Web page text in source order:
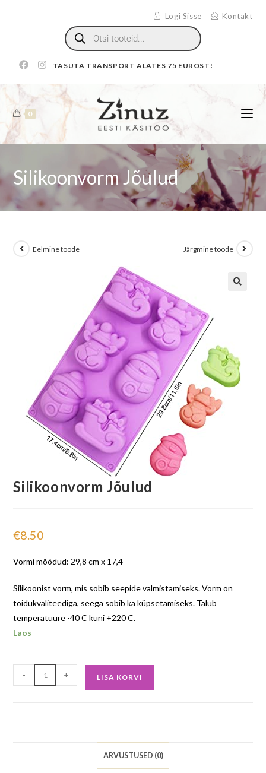
Logi Sisse Kontakt
TASUTA TRANSPORT ALATES 75 EUROST!
0
Silikoonvorm Jõulud
Eelmine toode Järgmine toode
Silikoonvorm Jõulud
€8.50
Vormi mõõdud: 29,8 cm x 17,4
Silikoonist vorm, mis sobib seepide valmistamiseks. Vorm on
toidukvaliteediga, seega sobib ka küpsetamiseks. Talub
temperatuure -40 C kuni +220 C.
Laos
- + LISA KORVI
ARVUSTUSED (0)